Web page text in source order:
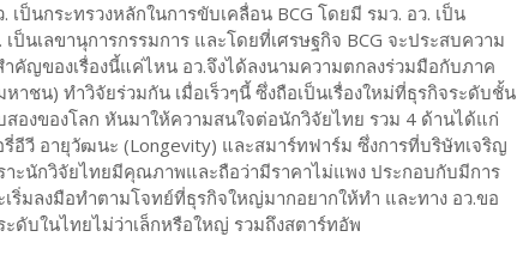
เป็นกระทรวงหลักในการขับเคลื่อน BCG โดยมี รมว. อว. เป็น
ป็นเลขานุการกรรมการ และโดยที่เศรษฐกิจ BCG จะประสบความ
คัญของเรื่องนี้แค่ไหน อว.จึงได้ลงนามความตกลงร่วมมือกับภาค
ชน) ทำวิจัยร่วมกัน เมื่อเร็วๆนี้ ซึ่งถือเป็นเรื่องใหม่ที่ธุรกิจระดับชั้น
องของโลก หันมาให้ความสนใจต่อนักวิจัยไทย รวม 4 ด้านได้แก่
รี่อีวี อายุวัฒนะ (Longevity) และสมาร์ทฟาร์ม ซึ่งการที่บริษัทเจริญ
ะนักวิจัยไทยมีคุณภาพและถือว่ามีราคาไม่แพง ประกอบกับมีการ
ริ่มลงมือทำตามโจทย์ที่ธุรกิจใหญ่มากอยากให้ทำ และทาง อว.ขอ
ดับในไทยไม่ว่าเล็กหรือใหญ่ รวมถึงสตาร์ทอัพ